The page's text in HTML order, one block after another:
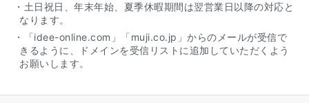
・土日祝日、年末年始、夏季休暇期間は翌営業日以降の対応と
なります。
・「idee-online.com」「muji.co.jp」からのメールが受信で
きるように、ドメインを受信リストに追加していただくよう
お願いします。